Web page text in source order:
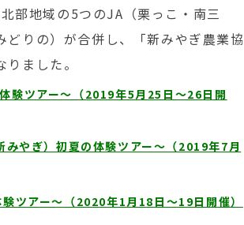
部地域の5つのJA（栗っこ・南三
どりの）が合併し、「新みやぎ農業協
ました。
験ツアー～（2019年5月25日～26日開
やぎ）初夏の体験ツアー～（2019年7月
ツアー～（2020年1月18日～19日開催）